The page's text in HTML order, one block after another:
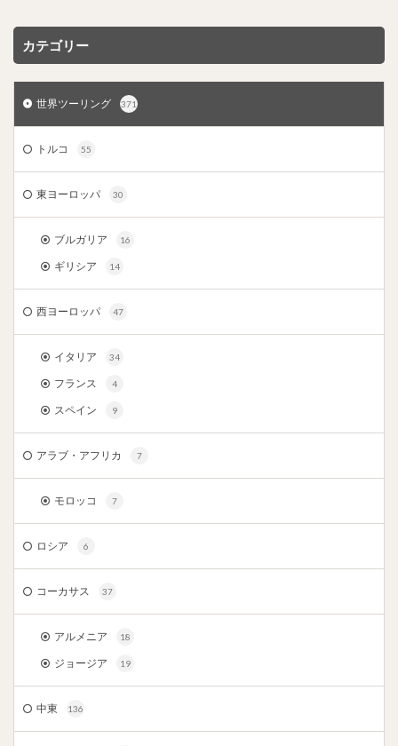
カテゴリー
世界ツーリング 371
トルコ 55
東ヨーロッパ 30
ブルガリア 16
ギリシア 14
西ヨーロッパ 47
イタリア 34
フランス 4
スペイン 9
アラブ・アフリカ 7
モロッコ 7
ロシア 6
コーカサス 37
アルメニア 18
ジョージア 19
中東 136